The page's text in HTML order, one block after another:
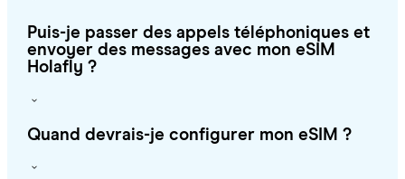
Puis-je passer des appels téléphoniques et
envoyer des messages avec mon eSIM
Holafly ?
Quand devrais-je configurer mon eSIM ?